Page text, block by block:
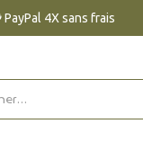
PayPal 4X sans frais